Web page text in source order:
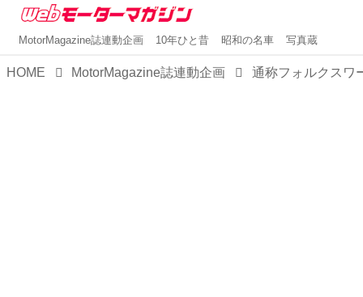
MotorMagazine誌連動企画 10年ひと昔 昭和の名車 写真蔵
HOME MotorMagazine誌連動企画